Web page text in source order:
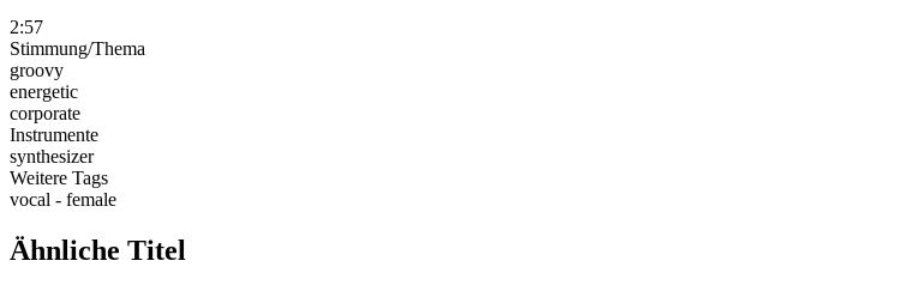
2:57
Stimmung/Thema
groovy
energetic
corporate
Instrumente
synthesizer
Weitere Tags
vocal - female
Ähnliche Titel